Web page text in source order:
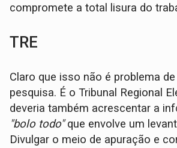
compromete a total lisura do
TRE
Claro que isso não é problema
pesquisa. É o Tribunal Regional
deveria também acrescentar a
"bolo todo"que envolve um
Divulgar o meio de apuração e